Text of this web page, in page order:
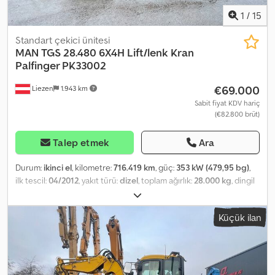
1 / 15
Liezen 1.943 km
Standart çekici ünitesi
MAN TGS 28.480 6X4H Lift/lenk Kran
Palfinger PK33002
€69.000
Sabit fiyat KDV hariç
(€82.800 brüt)
Talep etmek Ara
Durum: ikinci el, kilometre:716.419 km, güç: 353 kW (479,95 bg),
ilk tescil:04/2012, yakıt türü:dizel, toplam ağırlık:28.000 kg, dingil
, frenler:retarder
mekanik, emisyon sınıfı:Euro 5, Üretim yılı:2012, Donanım:ABS,
elektronik denge programı (ESP), klima, park ısıtıcısı
, Tractor unit
MAN TGS 28.480 6x4H with lift/steer axle, Euro 5 EEV, equipped
with retarder. Crane: Palfinger PK 33002-EH, 5 hydraulic
extensions, with rotator and radio remote control. Condition: very
good, regularly serviced, with technical inspection (TÜV). Tyres:
Küçük ilan